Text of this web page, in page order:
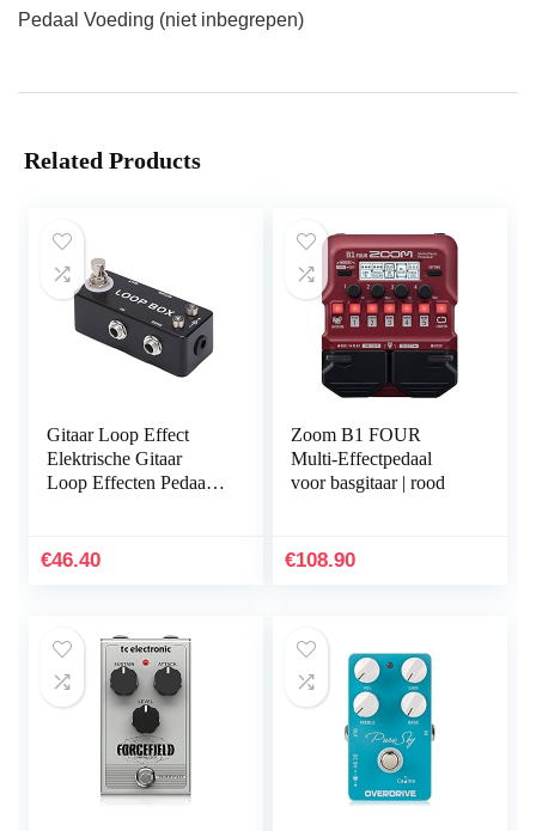
Pedaal Voeding (niet inbegrepen)
Related Products
Gitaar Loop Effect
Elektrische Gitaar
Loop Effecten Pedaal
Elektrische Bas
€46.40
Zoom B1 FOUR
Multi-Effectpedaal
voor basgitaar | rood
€108.90